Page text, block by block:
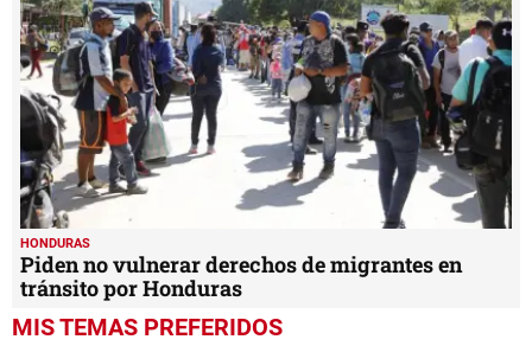
HONDURAS
Piden no vulnerar derechos de migrantes en
tránsito por Honduras
MIS TEMAS PREFERIDOS